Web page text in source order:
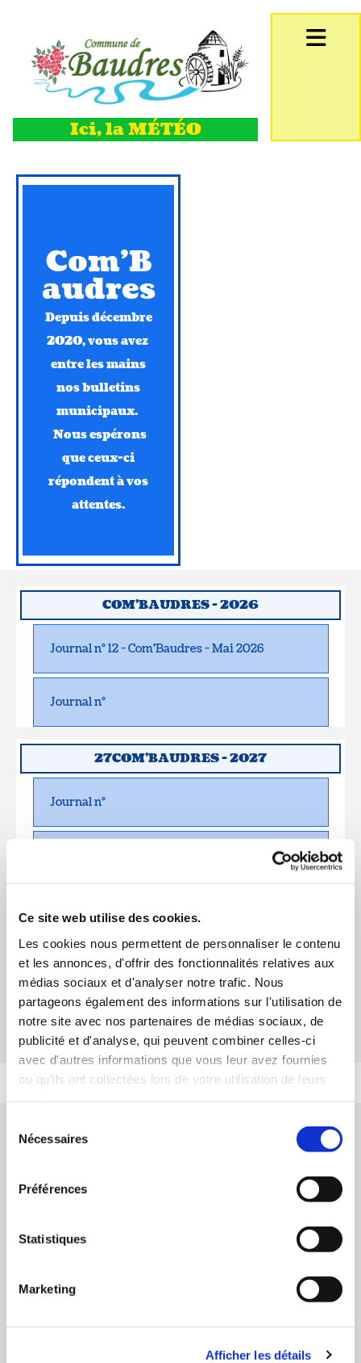
Ce site web utilise des cookies.
Les cookies nous permettent de personnaliser le contenu
et les annonces, d'offrir des fonctionnalités relatives aux
médias sociaux et d'analyser notre trafic. Nous
partageons également des informations sur l'utilisation de
notre site avec nos partenaires de médias sociaux, de
publicité et d'analyse, qui peuvent combiner celles-ci
avec d'autres informations que vous leur avez fournies
ou qu'ils ont collectées lors de votre utilisation de leurs
Nécessaires
Préférences
Statistiques
Marketing
Afficher les détails
Ici, la MÉTÉO
Com'B
audres
Depuis décembre
2020, vous avez
entre les mains
nos bulletins
municipaux.
Nous espérons
que ceux-ci
répondent à vos
attentes.
COM'BAUDRES - 2026
Journal n° 12 - Com'Baudres - Mai 2026
Journal n°
27COM'BAUDRES - 2027
Journal n°
COM'BAUDRES 2028
Journal n°
Journal n° 7 - Com'Baudres - Novembre 2023